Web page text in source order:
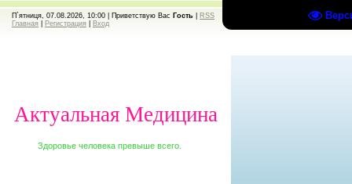
П`ятниця, 07.08.2026, 10:00 | Приветствую Вас Гость
RSS
Главная
Регистрация Вход
Актуальная Медицина
Здоровье человека превыше всего.